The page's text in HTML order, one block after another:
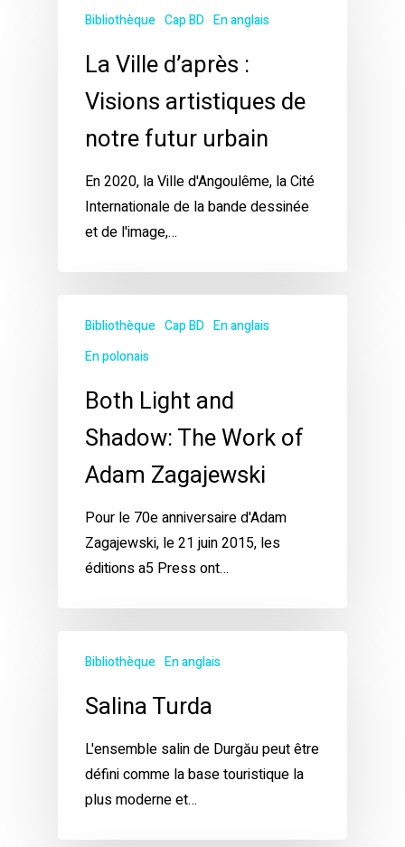
Bibliothèque Cap BD En anglais
La Ville d’après :
Visions artistiques de
notre futur urbain
En 2020, la Ville d'Angoulême, la Cité
Internationale de la bande dessinée
et de l'image,…
Bibliothèque Cap BD En anglais
En polonais
Both Light and
Shadow: The Work of
Adam Zagajewski
Pour le 70e anniversaire d'Adam
Zagajewski, le 21 juin 2015, les
éditions a5 Press ont…
Bibliothèque En anglais
Salina Turda
L'ensemble salin de Durgău peut être
défini comme la base touristique la
plus moderne et…